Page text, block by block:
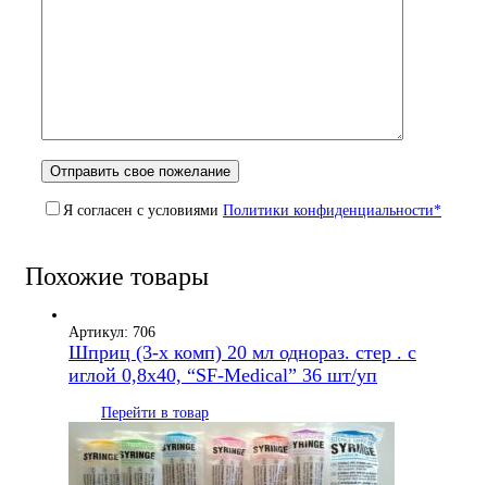
Я согласен с условиями Политики конфиденциальности*
Похожие товары
Артикул: 706
Шприц (3-х комп) 20 мл однораз. стер . с
иглой 0,8х40, “SF-Medical” 36 шт/уп
Перейти в товар